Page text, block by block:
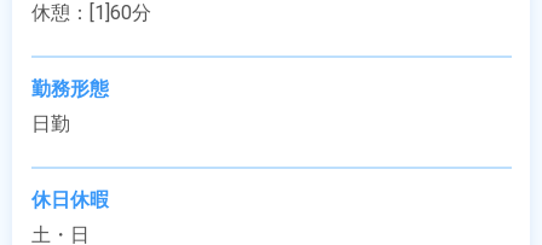
休憩：[1]60分
勤務形態
日勤
休日休暇
土・日